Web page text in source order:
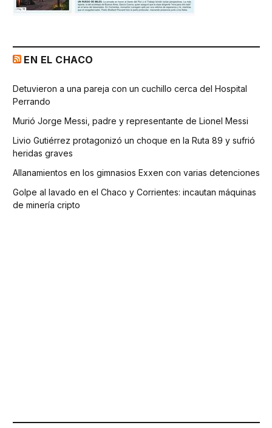
EN EL CHACO
Detuvieron a una pareja con un cuchillo cerca del Hospital
Perrando
Murió Jorge Messi, padre y representante de Lionel Messi
Livio Gutiérrez protagonizó un choque en la Ruta 89 y sufrió
heridas graves
Allanamientos en los gimnasios Exxen con varias detenciones
Golpe al lavado en el Chaco y Corrientes: incautan máquinas
de minería cripto